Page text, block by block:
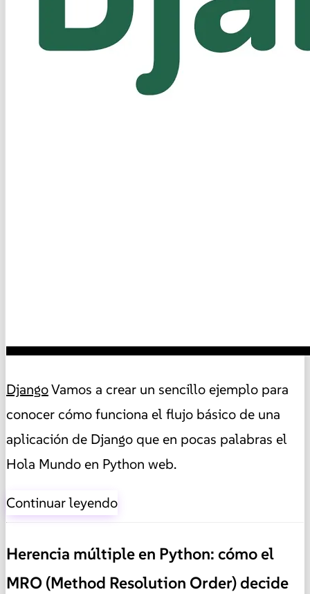
DjangoVamos a crear un sencillo ejemplo para
conocer cómo funciona el flujo básico de una
aplicación de Django que en pocas palabras el
Hola Mundo en Python web.
Continuar leyendo
Herencia múltiple en Python: cómo el
MRO (Method Resolution Order) decide